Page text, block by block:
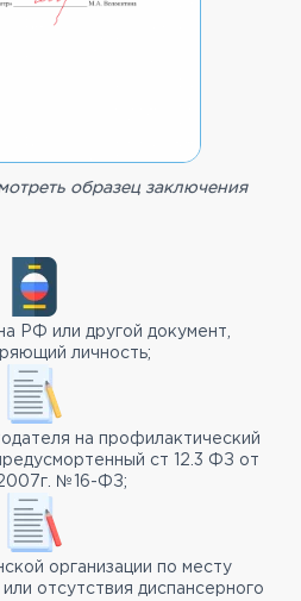
образец заключения
РФ или другой документ,
личность;
на профилактический
ст 12.3 ФЗ от
№16-ФЗ;
организации по месту
отсутствия диспансерного